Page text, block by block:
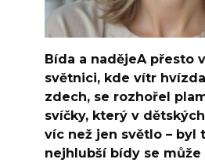
Bída a nadějeA přesto
světnici, kde vítr
zdech, se rozhořel
svíčky, který v
víc než jen světlo – byl
nejhlubší bídy se